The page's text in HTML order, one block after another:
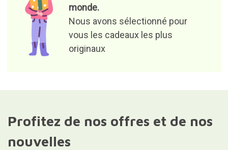
monde.
Nous avons sélectionné pour
vous les cadeaux les plus
originaux
Profitez de nos offres et de nos
nouvelles